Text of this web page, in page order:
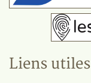
Liens utiles